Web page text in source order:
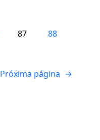
87
88
Próxima página →